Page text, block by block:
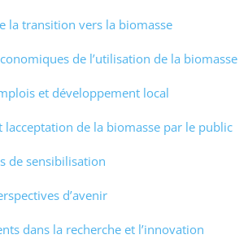
la transition vers la biomasse
de l’utilisation de la biomasse
et développement local
lacceptation de la biomasse par le public
de sensibilisation
d’avenir
dans la recherche et l’innovation